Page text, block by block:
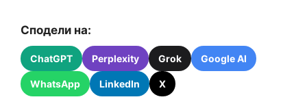
Сподели на:
ChatGPT Perplexity Grok Google AI
WhatsApp LinkedIn X